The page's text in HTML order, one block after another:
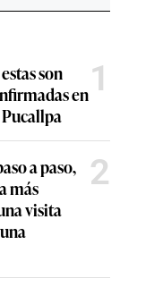
son
en1
a paso,
más
visita
2